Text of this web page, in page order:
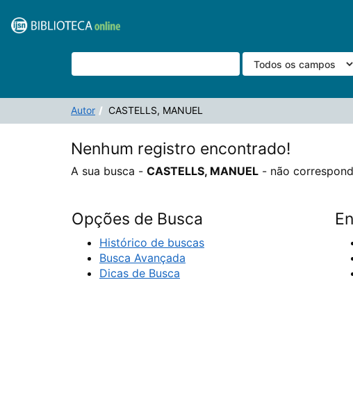
VuFind
Autor CASTELLS, MANUEL
Nenhum registro encontrado!
A sua busca - CASTELLS, MANUEL - não
Opções de Busca
Histórico de buscas
Busca Avançada
Dicas de Busca